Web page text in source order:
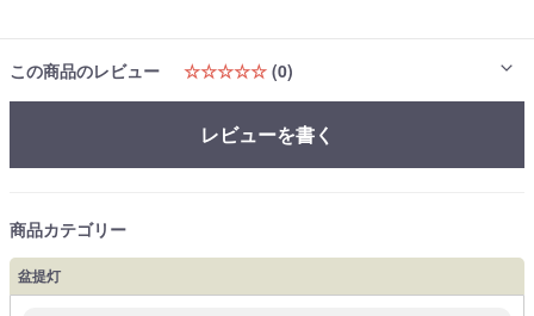
この商品のレビュー ☆☆☆☆☆ (0)
レビューを書く
商品カテゴリー
盆提灯